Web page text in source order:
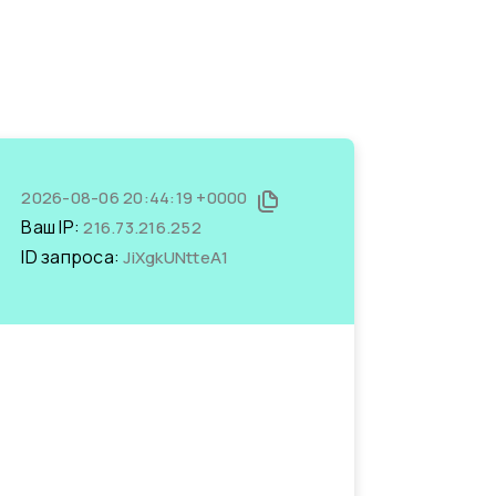
2026-08-06 20:44:19 +0000
Ваш IP:216.73.216.252
ID запроса:JiXgkUNtteA1